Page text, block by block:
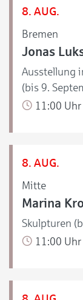
8. AUG.
Bremen
Jonas
Ausstellung
(bis 9.
11:00 Uhr
8. AUG.
Mitte
Marina
Skulpturen
11:00 Uhr